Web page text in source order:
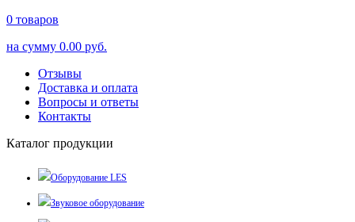
0 товаров
на сумму 0.00 руб.
Отзывы
Доставка и оплата
Вопросы и ответы
Контакты
Каталог продукции
Оборудование LES
Звуковое оборудование